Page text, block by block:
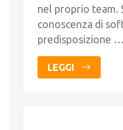
nel proprio team.
conoscenza di
predisposizione …
LEGGI